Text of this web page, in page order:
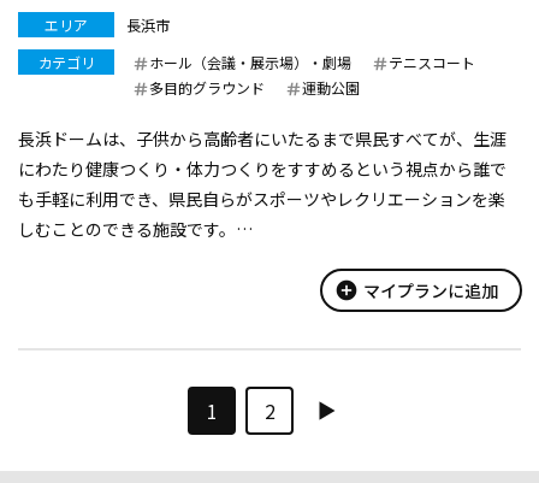
エリア
長浜市
カテゴリ
ホール（会議・展示場）・劇場
テニスコート
多目的グラウンド
運動公園
長浜ドームは、子供から高齢者にいたるまで県民すべてが、生涯
にわたり健康つくり・体力つくりをすすめるという視点から誰で
も手軽に利用でき、県民自らがスポーツやレクリエーションを楽
しむことのできる施設です。
してテニス・サッカーなどスポーツの公式競技をはじめ...
add_circle マイプランに追加
1 2